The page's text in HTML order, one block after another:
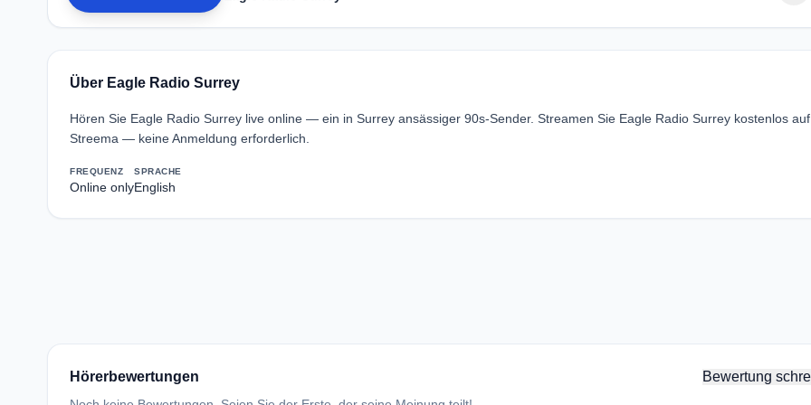
Über Eagle Radio Surrey
Hören Sie Eagle Radio Surrey live online — ein in Surrey ansässiger 90s-Sender. Streamen Sie Eagle Radio Surrey kostenlos auf
Streema — keine Anmeldung erforderlich.
FREQUENZ
Online only
SPRACHE
English
Hörerbewertungen Bewertung